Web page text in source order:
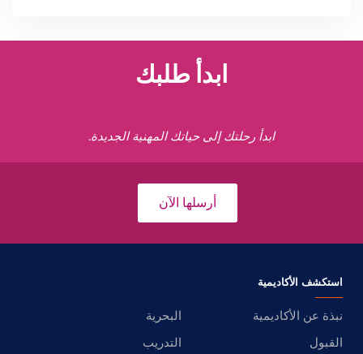
ابدأ طلبك
ابدأ رحلتك إلى حياتك المهنية الجديدة.
أرسلها الآن
استكشف الأكاديمية
نبذة عن الأكاديمية
البحرية
القبول
التدريب